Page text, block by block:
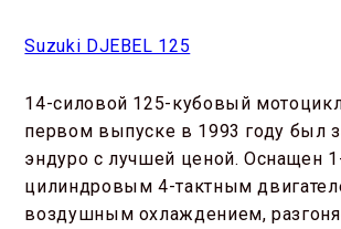
Suzuki DJEBEL 125
14-силовой 125-кубовый
первом выпуске в 1993 году был
эндуро с лучшей ценой. Оснащен
цилиндровым 4-тактным
воздушным охлаждением,